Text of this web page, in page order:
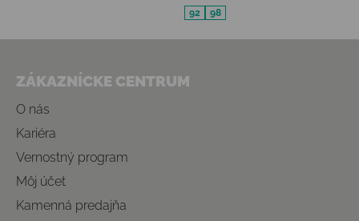
92
98
ZÁKAZNÍCKE CENTRUM
O nás
Kariéra
Vernostný program
Môj účet
Kamenná predajňa